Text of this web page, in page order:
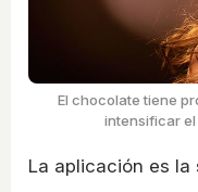
El chocolate tiene
intensificar
La aplicación es la